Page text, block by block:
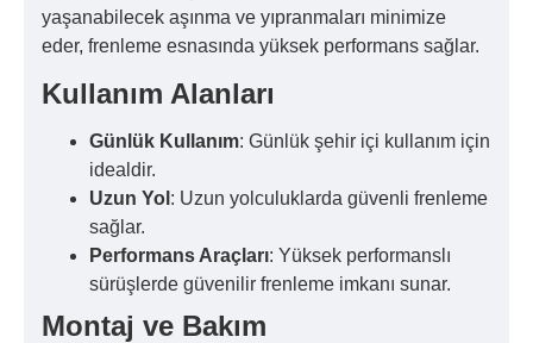
yaşanabilecek aşınma ve yıpranmaları minimize
eder, frenleme esnasında yüksek performans sağlar.
Kullanım Alanları
Günlük Kullanım: Günlük şehir içi kullanım için
idealdir.
Uzun Yol : Uzun yolculuklarda güvenli frenleme
sağlar.
Performans Araçları: Yüksek performanslı
sürüşlerde güvenilir frenleme imkanı sunar.
Montaj ve Bakım